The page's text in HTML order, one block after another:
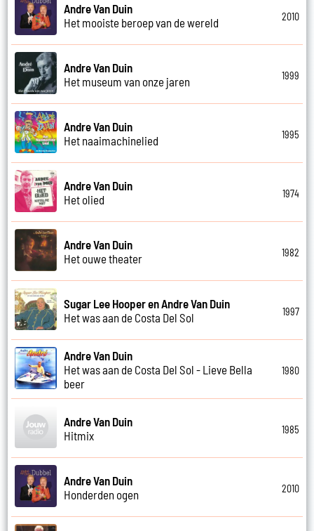
Andre Van Duin
Het mooiste beroep van de wereld
2010
Andre Van Duin
Het museum van onze jaren
1999
Andre Van Duin
Het naaimachinelied
1995
Andre Van Duin
Het olied
1974
Andre Van Duin
Het ouwe theater
1982
Sugar Lee Hooper en Andre Van Duin
Het was aan de Costa Del Sol
1997
Andre Van Duin
Het was aan de Costa Del Sol - Lieve Bella
beer
1980
Andre Van Duin
Hitmix
1985
Andre Van Duin
Honderden ogen
2010